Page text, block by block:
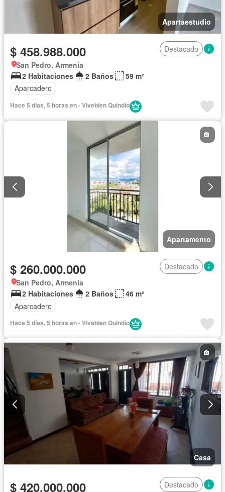
Apartaestudio
$ 458.988.000
Destacado
San Pedro, Armenia
2 Habitaciones
2 Baños
59 m²
Aparcadero
Hace 5 días, 5 horas en - Vivebien Quindío
Apartamento
$ 260.000.000
Destacado
San Pedro, Armenia
2 Habitaciones
2 Baños
46 m²
Aparcadero
Hace 5 días, 5 horas en - Vivebien Quindío
Casa
$ 420.000.000 Destacado